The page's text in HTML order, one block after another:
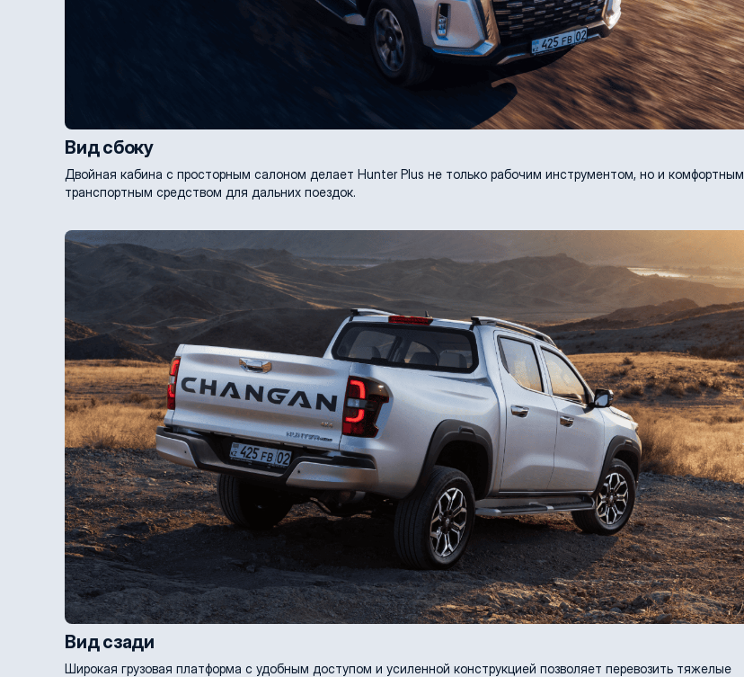
Вид сбоку
Двойная кабина с просторным салоном делает Hunter Plus не только рабочим инструментом, но и комфортным
транспортным средством для дальних поездок.
Вид сзади
Широкая грузовая платформа с удобным доступом и усиленной конструкцией позволяет перевозить тяжелые